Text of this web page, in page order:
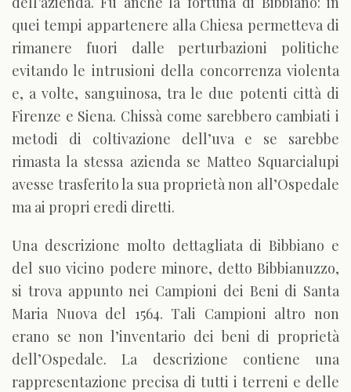
quei tempi appartenere alla Chiesa permetteva di
rimanere fuori dalle perturbazioni politiche
evitando le intrusioni della concorrenza violenta
e, a volte, sanguinosa, tra le due potenti città di
Firenze e Siena. Chissà come sarebbero cambiati i
metodi di coltivazione dell’uva e se sarebbe
rimasta la stessa azienda se Matteo Squarcialupi
avesse trasferito la sua proprietà non all’Ospedale
ma ai propri eredi diretti.
Una descrizione molto dettagliata di Bibbiano e
del suo vicino podere minore, detto Bibbianuzzo,
si trova appunto nei Campioni dei Beni di Santa
Maria Nuova del 1564. Tali Campioni altro non
erano se non l’inventario dei beni di proprietà
dell’Ospedale. La descrizione contiene una
rappresentazione precisa di tutti i terreni e delle